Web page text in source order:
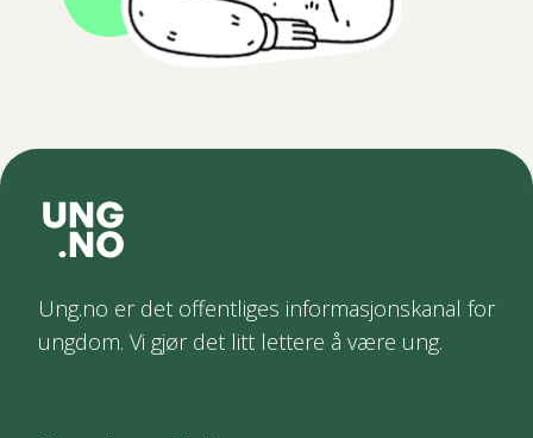
Ung.no er det offentliges informasjonskanal for
ungdom. Vi gjør det litt lettere å være ung.